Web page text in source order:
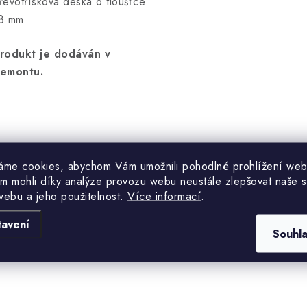
cookies, abychom Vám umožnili pohodlné prohlížení
mohli díky analýze provozu webu neustále zlepšovat naše
a jeho použitelnost. Více informací.
mm
je dodáván v
produktu (0)
první, kdo napíše příspěvek k této položce.